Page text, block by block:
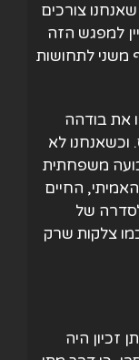
שאנחנו צורכים
למפגש הזה
משני לתחושות
את בודהה
וכשאנחנו לא
בועה משפחתית
החיים
של
צלקות שרק
זכיון היה